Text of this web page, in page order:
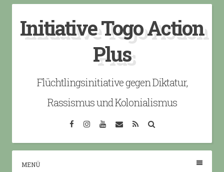
content
Initiative Togo Action
Plus
Flüchtlingsinitiative gegen Diktatur,
Rassismus und Kolonialismus
FacebookInstagramYouTube
EmailRSS
MENÜ